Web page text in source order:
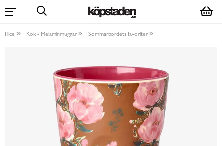
Rice Kök - Melaminmuggar Sommarbordets favoriter